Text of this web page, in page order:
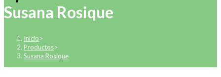
Susana Rosique
Inicio>
Productos>
Susana Rosique